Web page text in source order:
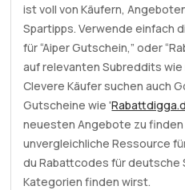
ist voll von Käufern,
Spartipps. Verwende einfach
für “Aiper Gutschein,” oder
auf relevanten Subreddits
Clevere Käufer suchen auch
Gutscheine wie '
neuesten Angebote zu
unvergleichliche Ressource
du Rabattcodes für deutsche
Kategorien finden wirst.